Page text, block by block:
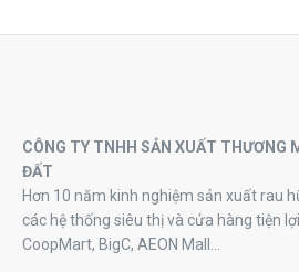
CÔNG TY TNHH SẢN XUẤT THƯƠNG
ĐẤT
Hơn 10 năm kinh nghiệm sản xuất rau
các hệ thống siêu thị và cửa hàng tiện
CoopMart, BigC, AEON Mall…